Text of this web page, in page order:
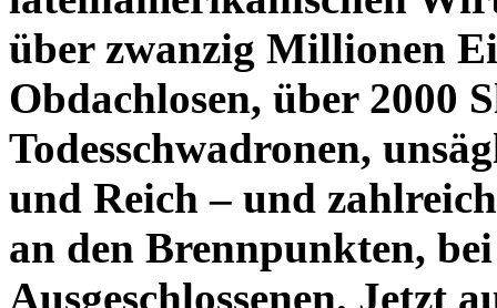
über zwanzig Millionen
Obdachlosen, über 2000
Todesschwadronen,
und Reich – und
an den Brennpunkten,
Ausgeschlossenen. Jetzt